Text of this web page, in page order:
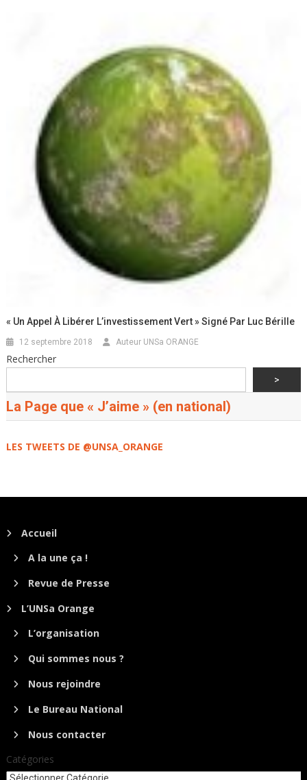
« Un Appel À Libérer L’investissement Vert » Signé Par Luc Bérille
12 septembre 2018 Auteur UNSa ORANGE
Rechercher
>
La Page que « J’aime » (en national)
LES TWEETS DE @UNSA_ORANGE
Accueil
A la une ça !
Revue de Presse
L’UNSa Orange
L’organisation
Qui sommes nous ?
Nous rejoindre
Le Bureau National
Nous contacter
Catégories